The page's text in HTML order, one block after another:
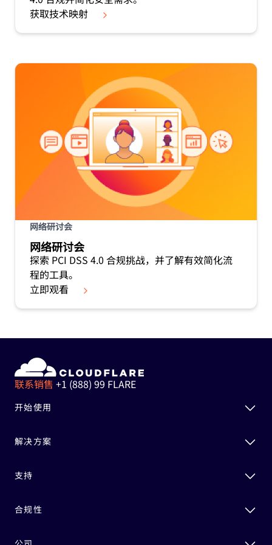
获取技术映射
网络研讨会
网络研讨会
探索 PCI DSS 4.0 合规挑战，并了解有效简化流
程的工具。
立即观看
联系销售 +1 (888) 99 FLARE
开始使用
解决方案
支持
合规性